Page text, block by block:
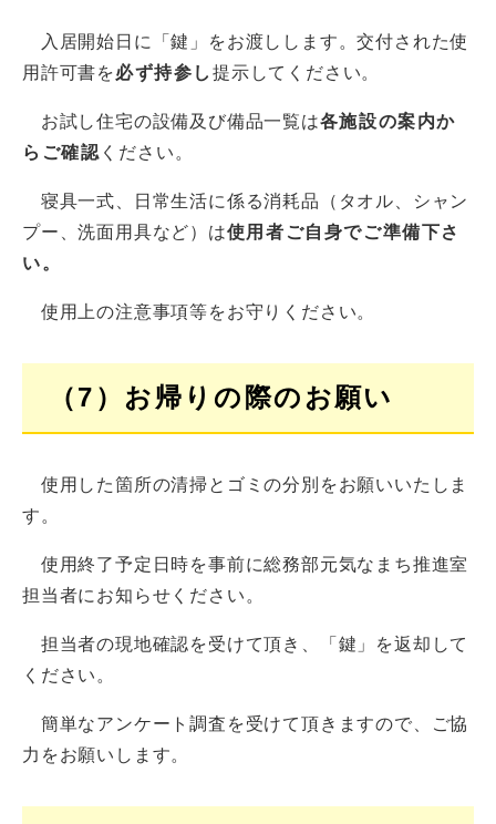
入居開始日に「鍵」をお渡しします。交付された使
用許可書を必ず持参し 提示してください。
お試し住宅の設備及び備品一覧は各施設の案内か
らご確認 ください。
寝具一式、日常生活に係る消耗品（タオル、シャン
プー、洗面用具など）は使用者ご自身でご準備下さ
い。
使用上の注意事項等をお守りください。
（7）お帰りの際のお願い
使用した箇所の清掃とゴミの分別をお願いいたしま
す。
使用終了予定日時を事前に総務部元気なまち推進室
担当者にお知らせください。
担当者の現地確認を受けて頂き、「鍵」を返却して
ください。
簡単なアンケート調査を受けて頂きますので、ご協
力をお願いします。